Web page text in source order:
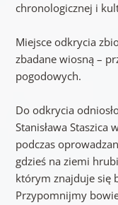
chronologicznej i
Miejsce odkrycia
zbadane wiosną –
pogodowych.
Do odkrycia
Stanisława Staszica
podczas
gdzieś na ziemi
którym znajduje się
Przypomnijmy